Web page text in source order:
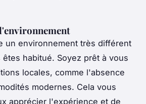
un environnement très différent
habitué. Soyez prêt à vous
locales, comme l'absence
modernes. Cela vous
apprécier l'expérience et de